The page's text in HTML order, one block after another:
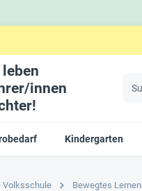
leben
innen
Kindergarten
Volksschule Bewegtes Lernen